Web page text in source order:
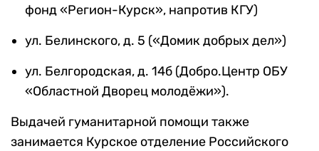
фонд «Регион-Курск», напротив КГУ)
ул. Белинского, д. 5 («Домик добрых дел»)
ул. Белгородская, д. 14б (Добро.Центр ОБУ
«Областной Дворец молодёжи»).
Выдачей гуманитарной помощи также
занимается Курское отделение Российского